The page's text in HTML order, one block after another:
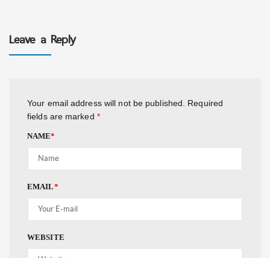
Leave a Reply
Your email address will not be published.
Required
fields are marked *
NAME*
EMAIL*
WEBSITE